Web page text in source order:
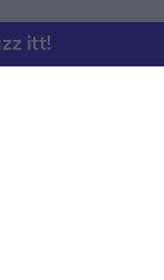
itt!